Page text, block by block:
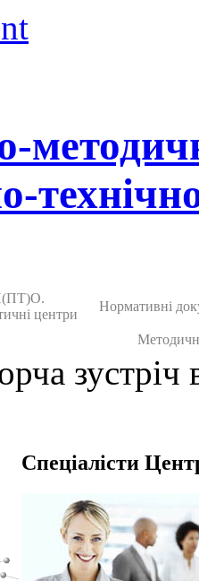
центри
Нормативні
Спеціалісти